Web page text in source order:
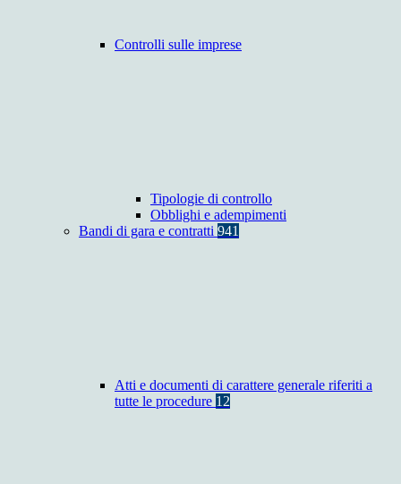
Controlli sulle imprese
Tipologie di controllo
Obblighi e adempimenti
Bandi di gara e contratti 941
Atti e documenti di carattere generale riferiti a
tutte le procedure 12